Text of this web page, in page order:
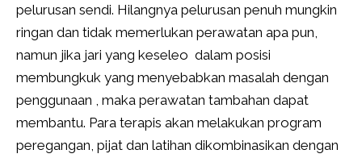
pelurusan sendi. Hilangnya pelurusan penuh mungkin
ringan dan tidak memerlukan perawatan apa pun,
namun jika jari yang keseleo dalam posisi
membungkuk yang menyebabkan masalah dengan
penggunaan , maka perawatan tambahan dapat
membantu. Para terapis akan melakukan program
peregangan, pijat dan latihan dikombinasikan dengan